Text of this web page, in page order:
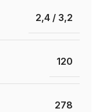
2,4 / 3,2
120
278